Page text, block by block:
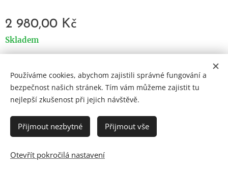
2 980,00 Kč
Skladem
DO KOŠÍKU
Cookies
Jazyky
Čeština
English
Používáme cookies, abychom zajistili správné fungování a
bezpečnost našich stránek. Tím vám můžeme zajistit tu
nejlepší zkušenost při jejich návštěvě.
Přijmout nezbytné Přijmout vše
Otevřít pokročilá nastavení